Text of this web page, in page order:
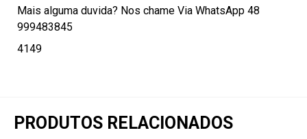
Mais alguma duvida? Nos chame Via WhatsApp 48
999483845
4149
PRODUTOS RELACIONADOS